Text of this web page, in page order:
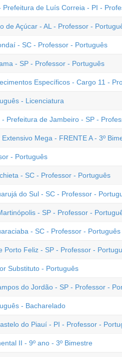
de Luís Correia - PI -
de Açúcar - AL - Professor -
- SC - Professor - Português
- SP - Professor - Português
Específicos - Cargo 11 -
- Licenciatura
Prefeitura de Jambeiro - SP -
Mega - FRENTE A - 3º
- Português
- SC - Professor - Português
do Sul - SC - Professor -
- SP - Professor -
- SC - Professor - Português
Porto Feliz - SP - Professor -
Substituto - Português
do Jordão - SP - Professor -
- Bacharelado
do Piauí - PI - Professor -
II - 9º ano - 3º Bimestre